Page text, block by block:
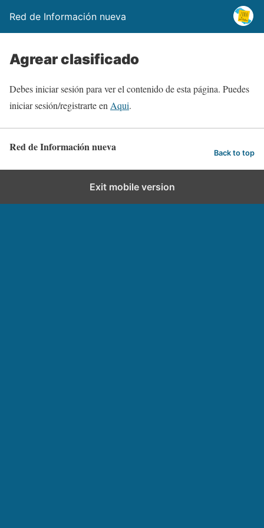
Red de Información nueva
Agrear clasificado
Debes iniciar sesión para ver el contenido de esta página. Puedes
iniciar sesión/registrarte en Aqui.
Red de Información nueva Back to top
Exit mobile version